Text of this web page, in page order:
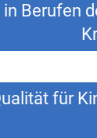
Berufen
für